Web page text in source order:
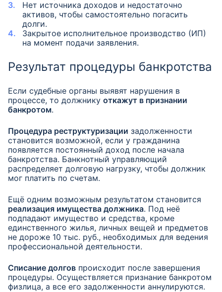
Нет источника доходов и недостаточно
активов, чтобы самостоятельно погасить
долги.
Закрытое исполнительное производство (ИП)
на момент подачи заявления.
Результат процедуры банкротства
Если судебные органы выявят нарушения в
процессе, то должнику откажут в признании
банкротом.
Процедура реструктуризации задолженности
становится возможной, если у гражданина
появляется постоянный доход после начала
банкротства. Банкнотный управляющий
распределяет долговую нагрузку, чтобы должник
мог платить по счетам.
Ещё одним возможным результатом становится
реализация имущества должника. Под неё
подпадают имущество и средства, кроме
единственного жилья, личных вещей и предметов
не дороже 10 тыс. руб., необходимых для ведения
профессиональной деятельности.
Списание долгов происходит после завершения
процедуры. Осуществляется признание банкротом
физлица, а все его задолженности аннулируются.